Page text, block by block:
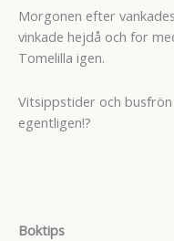
Morgonen efter
vinkade hejdå och for
Tomelilla igen.
Vitsippstider och
egentligen!?
Boktips